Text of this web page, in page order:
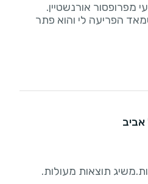
מפרופסור אורנשטיין.
הפריעה לי והוא פתר
תוצאות מעולות.